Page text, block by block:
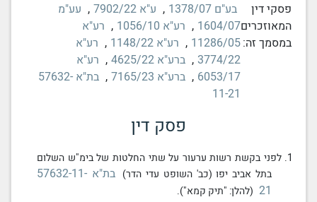
פסקי דין
המאוזכרים
במסמך זה:
בע"ם 1378/07 , ע"א 7902/22 , עע"מ
1604/07
, רע"א 1056/10 , רע"א
11286/05
, רע"א 1148/22 , רע"א
3774/22
, ברע"א 4625/22 , רע"א
6053/17
, ברע"א 7165/23 ,
בת"א 57632-
11-21
פסק דין
1. לפני בקשת רשות ערעור על שתי החלטות של בימ"ש השלום
בתל אביב יפו (כב' השופט עדי הדר)
בת"א 57632-11-
21 (להלן: "תיק קמא").